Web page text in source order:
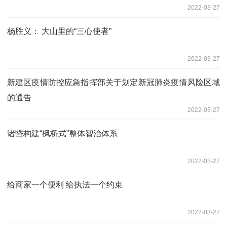
2022-03-27
杨胜义： 大山里的“三心使者”
2022-03-27
新建区疫情防控应急指挥部关于划定新冠肺炎疫情风险区域
的通告
2022-03-27
诸暨构建“枫桥式”整体智治体系
2022-03-27
给商家一个便利 给执法一个约束
2022-03-27